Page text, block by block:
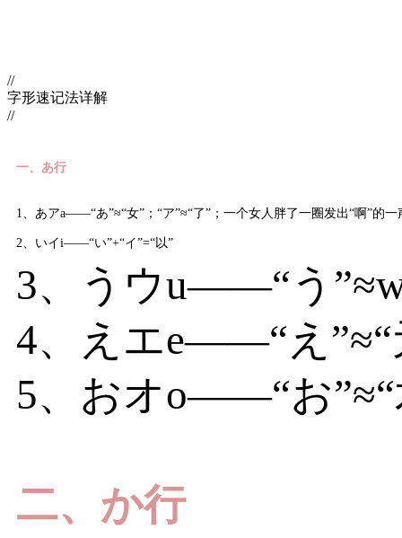
//
字形速记法详解
//
一、あ行
1、あアa——“あ”≈“女”；“ア”≈“了”；一个女人胖了一圈发出“啊”的
2、いイi——“い”+“イ”=“以”
3、うウu——“う
4、えエe——“え”≈“
5、おオo——“お
二、か行